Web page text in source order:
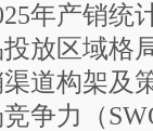
销统计
域格
架及
（